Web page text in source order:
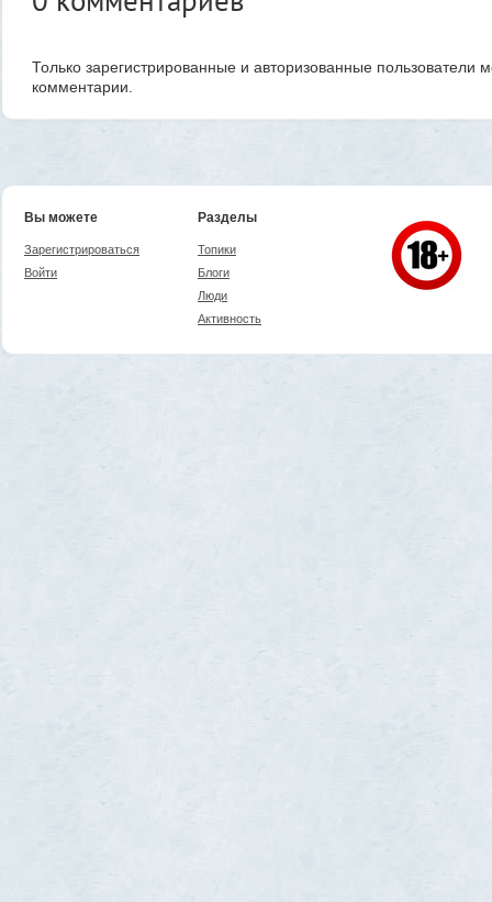
Только зарегистрированные и авторизованные пользователи
комментарии.
Вы можете
Зарегистрироваться
Войти
Разделы
Топики
Блоги
Люди
Активность